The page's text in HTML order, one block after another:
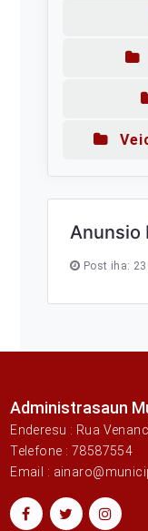
Anunsio
Post iha:
Administrasaun
Enderesu : Rua
Telefone : 78587554
Email :